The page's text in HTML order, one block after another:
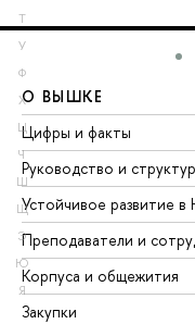
Т
У
Ф
Х
Ц
Ч
Ш
Щ
Э
Ю
Я
О ВЫШКЕ
Цифры и факты
Руководство и
Устойчивое развитие
Преподаватели и
Корпуса и общежития
Закупки